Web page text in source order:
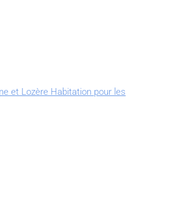
et Lozère Habitation pour les